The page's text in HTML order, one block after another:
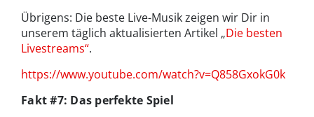
Übrigens: Die beste Live-Musik zeigen wir Dir in
unserem täglich aktualisierten Artikel „Die besten
Livestreams“.
https://www.youtube.com/watch?v=Q858GxokG0k
Fakt #7: Das perfekte Spiel